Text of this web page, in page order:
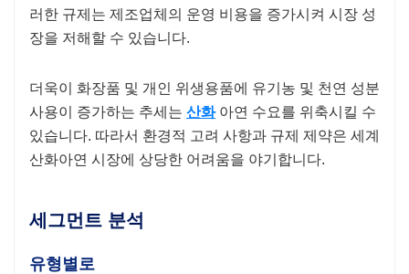
러한 규제는 제조업체의 운영 비용을 증가시켜 시장 성
장을 저해할 수 있습니다.
더욱이 화장품 및 개인 위생용품에 유기농 및 천연 성분
사용이 증가하는 추세는 산화아연 수요를 위축시킬 수
있습니다. 따라서 환경적 고려 사항과 규제 제약은 세계
산화아연 시장에 상당한 어려움을 야기합니다.
세그먼트 분석
유형별로